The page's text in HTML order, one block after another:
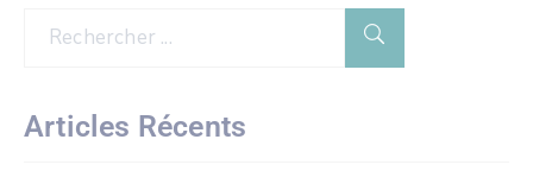
Articles Récents